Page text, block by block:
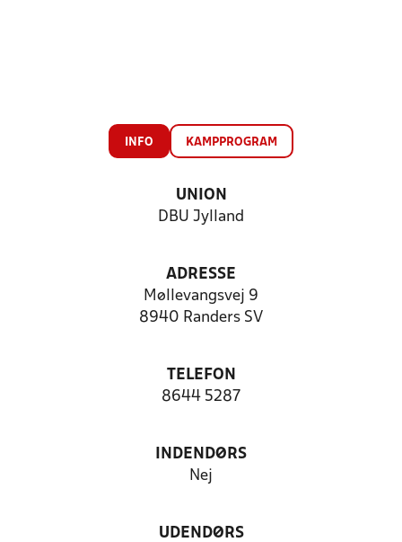
INFO KAMPPROGRAM
UNION
DBU Jylland
ADRESSE
Møllevangsvej 9
8940 Randers SV
TELEFON
8644 5287
INDENDØRS
Nej
UDENDØRS